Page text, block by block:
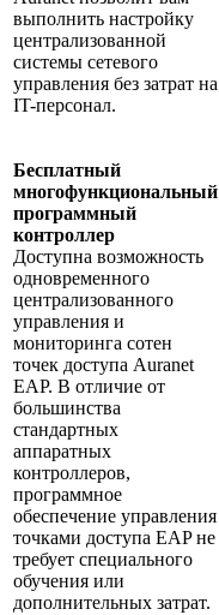
выполнить настройку
централизованной
системы сетевого
управления без затрат на
IT-персонал.
Бесплатный
многофункциональный
программный
контроллер
Доступна возможность
одновременного
централизованного
управления и
мониторинга сотен
точек доступа Auranet
EAP. В отличие от
большинства
стандартных
аппаратных
контроллеров,
программное
обеспечение управления
точками доступа EAP не
требует специального
обучения или
дополнительных затрат.